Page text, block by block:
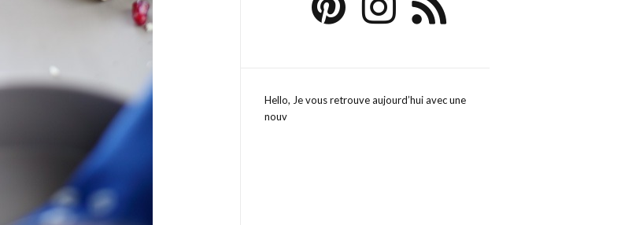
Hello, Je vous retrouve aujourd’hui avec une
nouv